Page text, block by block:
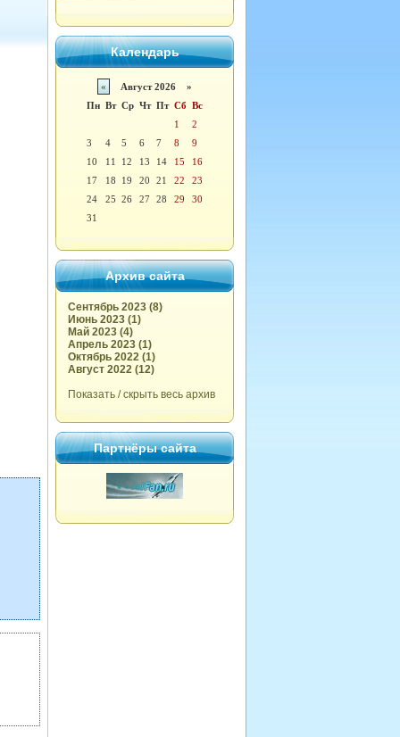
Календарь
«
Август 2026 »
Пн Вт Ср Чт Пт Сб Вс
1
2
3
4 5 6 7 8
9
10
11 12 13 14 15
16
17
18 19 20 21 22
23
24
25 26 27 28 29
30
31
Архив сайта
Сентябрь 2023 (8)
Июнь 2023 (1)
Май 2023 (4)
Апрель 2023 (1)
Октябрь 2022 (1)
Август 2022 (12)
Показать / скрыть весь архив
Партнёры сайта